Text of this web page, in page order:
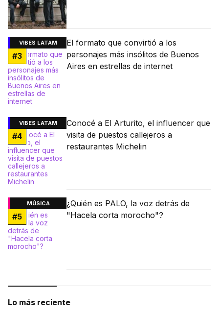
VIBES LATAM
#3
El formato que convirtió a los
personajes más insólitos de Buenos
Aires en estrellas de internet
VIBES LATAM
#4
Conocé a El Arturito, el influencer que
visita de puestos callejeros a
restaurantes Michelin
MÚSICA
#5
¿Quién es PALO, la voz detrás de
"Hacela corta morocho"?
Lo más reciente